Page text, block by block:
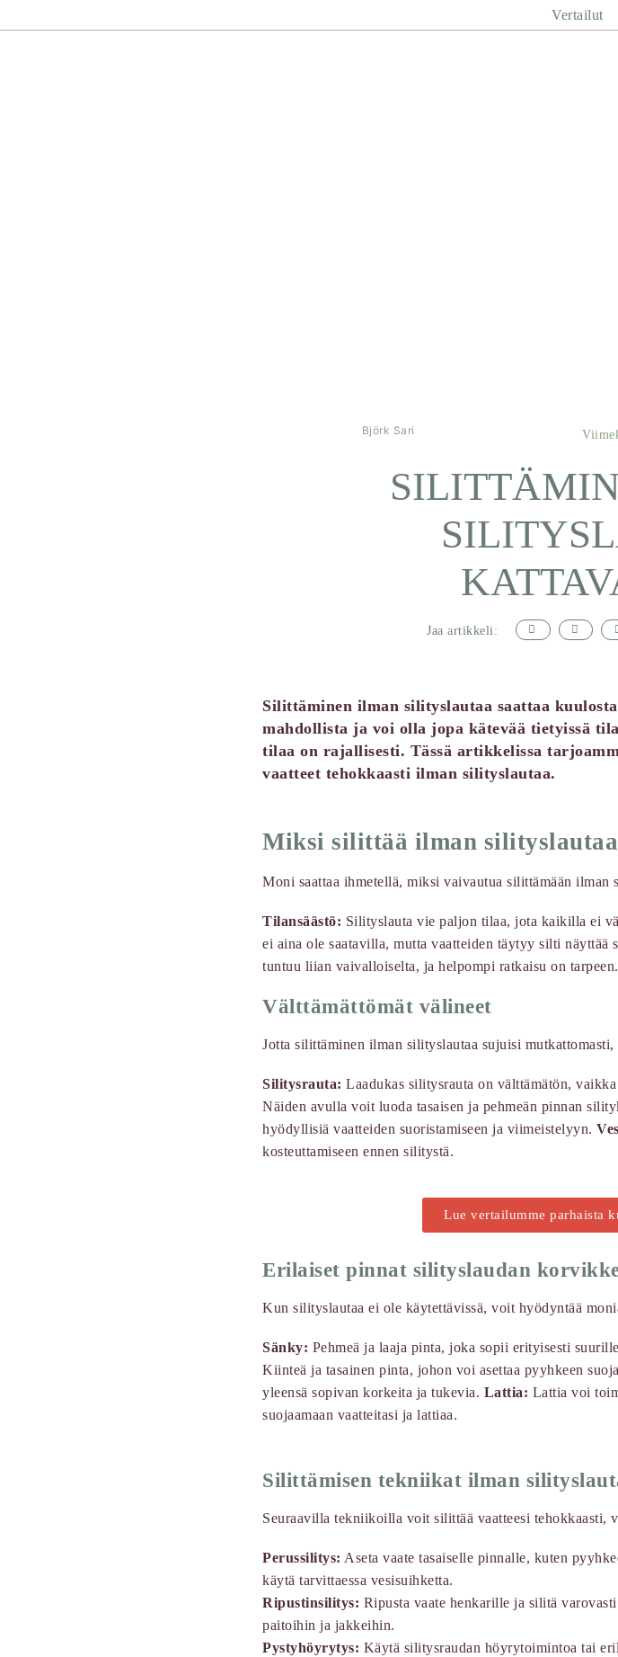
Vertailut
Björk Sari
Jaa artikkeli:
Silittäminen ilman silityslautaa saattaa
mahdollista ja voi olla jopa kätevää tietyissä
tilaa on rajallisesti. Tässä artikkelissa
vaatteet tehokkaasti ilman silityslautaa.
Miksi silittää ilman
Moni saattaa ihmetellä, miksi vaivautua silittämään ilman
Tilansäästö: Silityslauta vie paljon tilaa, jota kaikilla ei
ei aina ole saatavilla, mutta vaatteiden täytyy silti näyttää
tuntuu liian vaivalloiselta, ja helpompi ratkaisu on tarpeen.
Välttämättömät välineet
Jotta silittäminen ilman silityslautaa sujuisi
Silitysrauta: Laadukas silitysrauta on välttämätön,
Näiden avulla voit luoda tasaisen ja pehmeän pinnan
hyödyllisiä vaatteiden suoristamiseen ja viimeistelyyn.
kosteuttamiseen ennen silitystä.
Lue vertailumme parhaista
Erilaiset pinnat silityslaudan
Kun silityslautaa ei ole käytettävissä, voit hyödyntää
Sänky: Pehmeä ja laaja pinta, joka sopii erityisesti
Kiinteä ja tasainen pinta, johon voi asettaa pyyhkeen
yleensä sopivan korkeita ja tukevia. Lattia: Lattia voi
suojaamaan vaatteitasi ja lattiaa.
Silittämisen tekniikat ilman
Seuraavilla tekniikoilla voit silittää vaatteesi tehokkaasti,
Perussilitys: Aseta vaate tasaiselle pinnalle, kuten
käytä tarvittaessa vesisuihketta.
Ripustinsilitys: Ripusta vaate henkarille ja silitä
paitoihin ja jakkeihin.
Pystyhöyrytys: Käytä silitysraudan höyrytoimintoa tai